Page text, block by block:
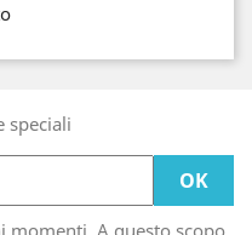
speciali
A questo scopo,